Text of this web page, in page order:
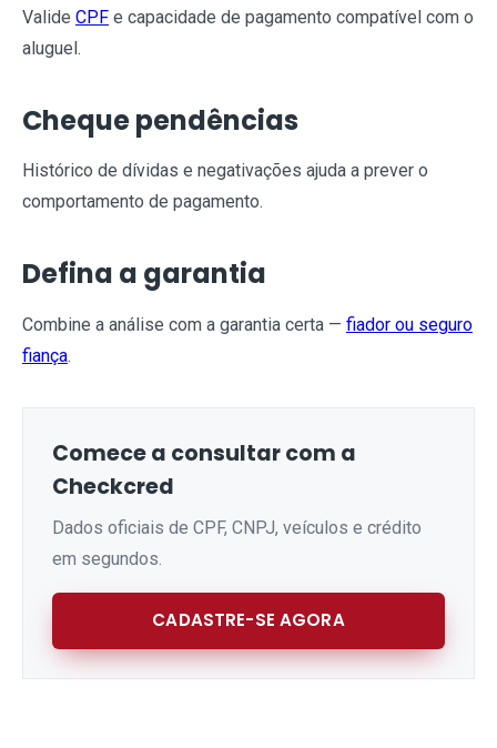
Valide CPF e capacidade de pagamento compatível com o
aluguel.
Cheque pendências
Histórico de dívidas e negativações ajuda a prever o
comportamento de pagamento.
Defina a garantia
Combine a análise com a garantia certa — fiador ou seguro
fiança.
Comece a consultar com a
Checkcred
Dados oficiais de CPF, CNPJ, veículos e crédito
em segundos.
CADASTRE-SE AGORA